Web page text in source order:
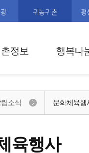
귀농귀촌 평
정보 행복나
육행사
소식 문화체육행